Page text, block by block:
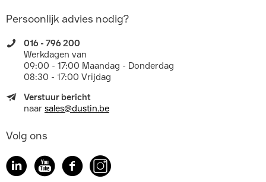
Persoonlijk advies nodig?
016 - 796 200
Werkdagen van
09:00 - 17:00 Maandag - Donderdag
08:30 - 17:00 Vrijdag
Verstuur bericht
naar sales@dustin.be
Volg ons